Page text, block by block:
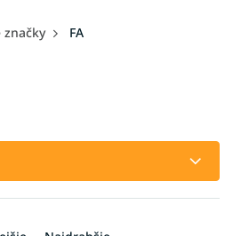
značky FA